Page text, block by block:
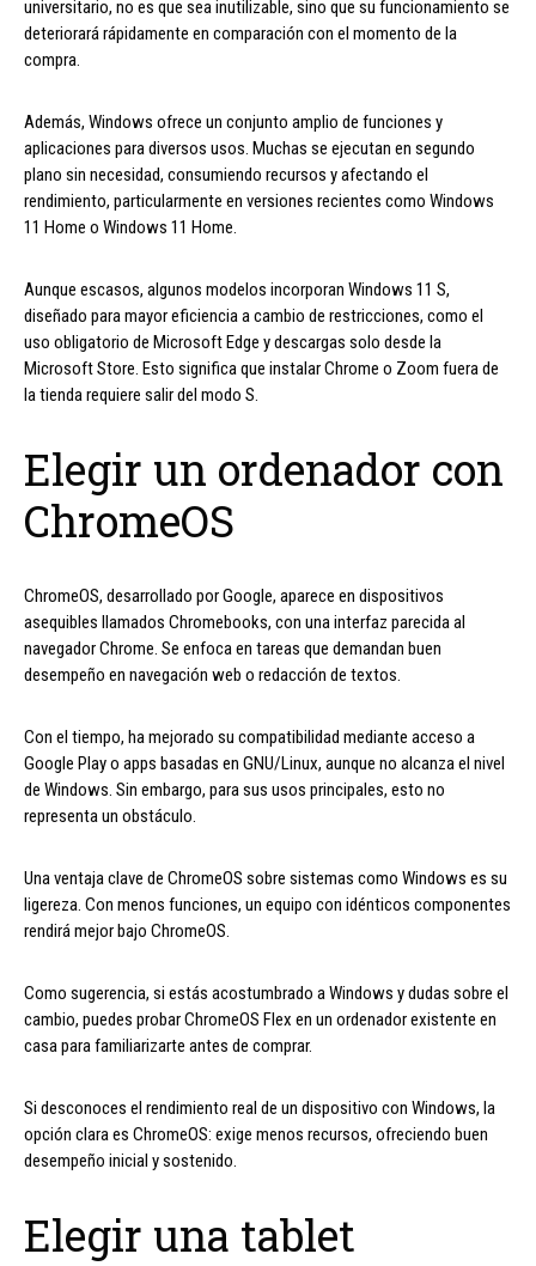
universitario, no es que sea inutilizable, sino que su funcionamiento se
deteriorará rápidamente en comparación con el momento de la
compra.
Además, Windows ofrece un conjunto amplio de funciones y
aplicaciones para diversos usos. Muchas se ejecutan en segundo
plano sin necesidad, consumiendo recursos y afectando el
rendimiento, particularmente en versiones recientes como Windows
11 Home o Windows 11 Home.
Aunque escasos, algunos modelos incorporan Windows 11 S,
diseñado para mayor eficiencia a cambio de restricciones, como el
uso obligatorio de Microsoft Edge y descargas solo desde la
Microsoft Store. Esto significa que instalar Chrome o Zoom fuera de
la tienda requiere salir del modo S.
Elegir un ordenador con
ChromeOS
ChromeOS, desarrollado por Google, aparece en dispositivos
asequibles llamados Chromebooks, con una interfaz parecida al
navegador Chrome. Se enfoca en tareas que demandan buen
desempeño en navegación web o redacción de textos.
Con el tiempo, ha mejorado su compatibilidad mediante acceso a
Google Play o apps basadas en GNU/Linux, aunque no alcanza el nivel
de Windows. Sin embargo, para sus usos principales, esto no
representa un obstáculo.
Una ventaja clave de ChromeOS sobre sistemas como Windows es su
ligereza. Con menos funciones, un equipo con idénticos componentes
rendirá mejor bajo ChromeOS.
Como sugerencia, si estás acostumbrado a Windows y dudas sobre el
cambio, puedes probar ChromeOS Flex en un ordenador existente en
casa para familiarizarte antes de comprar.
Si desconoces el rendimiento real de un dispositivo con Windows, la
opción clara es ChromeOS: exige menos recursos, ofreciendo buen
desempeño inicial y sostenido.
Elegir una tablet